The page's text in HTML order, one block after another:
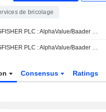
de bricolage
KINGFISHER PLC : AlphaValue/Baader Europe désormais à l'achat sur le dossier
KINGFISHER PLC : AlphaValue/Baader Europe revoit à baisse sa recommandation
Consensus Ratings